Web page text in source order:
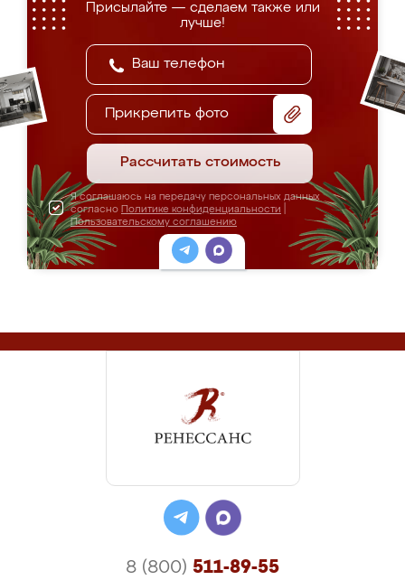
Присылайте — сделаем также или
лучше!
Прикрепить фото
Рассчитать стоимость
Я соглашаюсь на передачу персональных данных
согласно Политике конфиденциальности
Пользовательскому соглашению
8 (800) 511-89-55